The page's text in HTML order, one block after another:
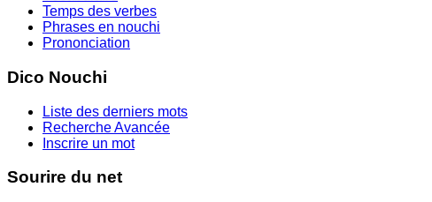
Temps des verbes
Phrases en nouchi
Prononciation
Dico Nouchi
Liste des derniers mots
Recherche Avancée
Inscrire un mot
Sourire du net